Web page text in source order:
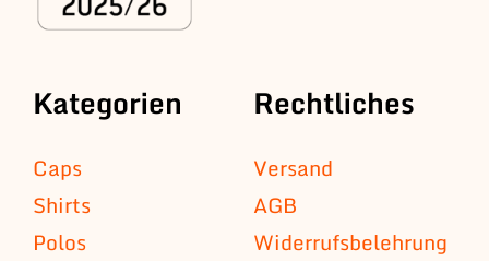
Kategorien
Caps
Shirts
Polos
Rechtliches
Versand
AGB
Widerrufsbelehrung